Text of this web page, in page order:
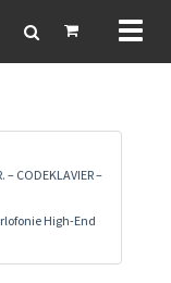
– CODEKLAVIER –
High-End